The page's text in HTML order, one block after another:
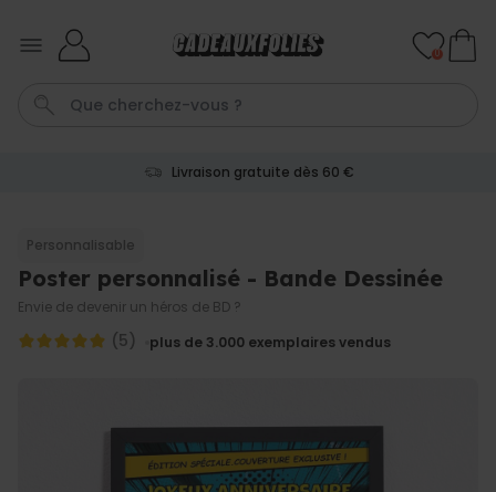
Personnalisable
Verre à gin personnalisé avec
texte
exemplaires
19,99 €
Chaussettes personnalisées
visage
19,99 €
0
Livraison gratuite dès 60 €
Personnalisable
Poster personnalisé - Bande Dessinée
Envie de devenir un héros de BD ?
(5) plus de 3.000 exemplaires vendus